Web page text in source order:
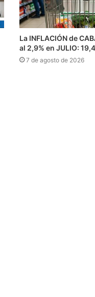
La INFLACIÓN de
al 2,9% en JULIO:
7 de agosto de 2026